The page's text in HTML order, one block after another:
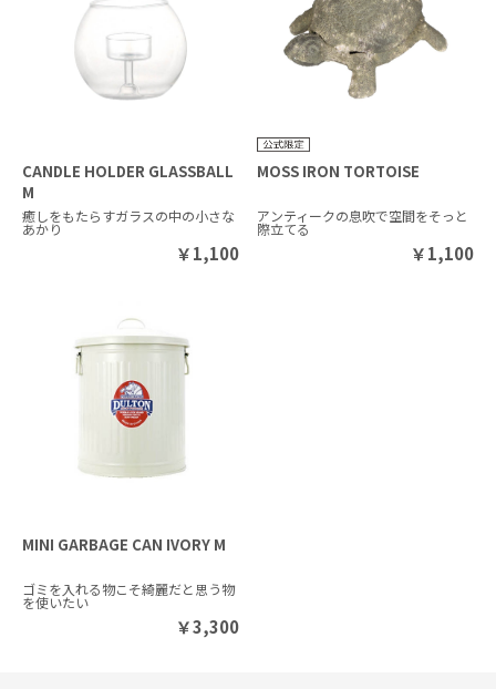
CANDLE HOLDER GLASSBALL
M
癒しをもたらすガラスの中の小さな
あかり
￥1,100
MOSS IRON TORTOISE
アンティークの息吹で空間をそっと
際立てる
￥1,100
MINI GARBAGE CAN IVORY M
ゴミを入れる物こそ綺麗だと思う物
を使いたい
￥3,300